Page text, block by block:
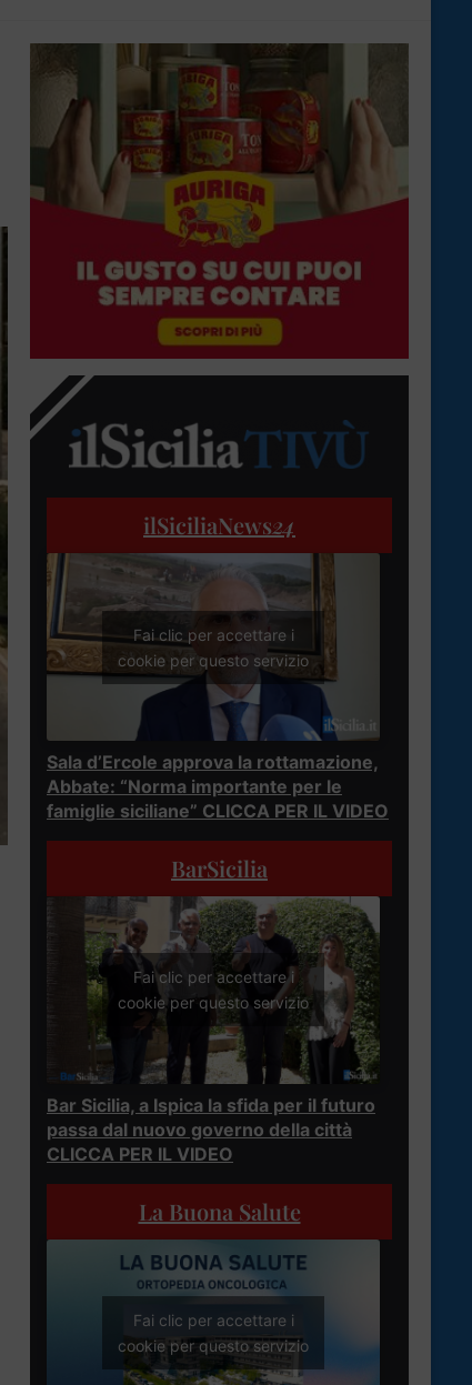
ilSiciliaNews24
Fai clic per accettare i
cookie per questo servizio
Sala d’Ercole approva la rottamazione,
Abbate: “Norma importante per le
famiglie siciliane” CLICCA PER IL VIDEO
BarSicilia
Fai clic per accettare i
cookie per questo servizio
Bar Sicilia, a Ispica la sfida per il futuro
passa dal nuovo governo della città
CLICCA PER IL VIDEO
La Buona Salute
Fai clic per accettare i
cookie per questo servizio